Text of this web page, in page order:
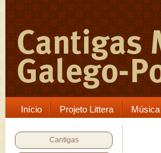
Início Projeto Littera Música
Cantigas